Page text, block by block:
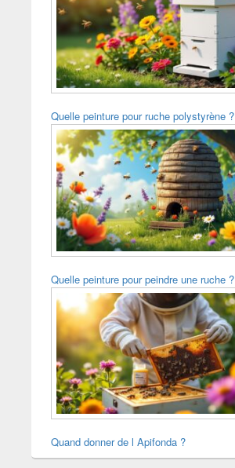
Quelle peinture pour ruche polystyrène ?
Quelle peinture pour peindre une ruche ?
Quand donner de l Apifonda ?